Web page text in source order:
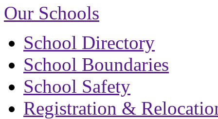
Our Schools
School Directory
School Boundaries
School Safety
Registration &